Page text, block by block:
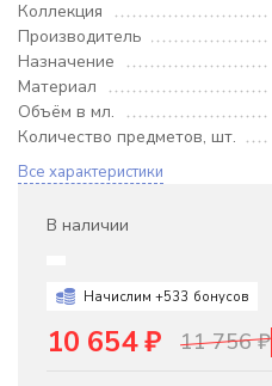
Коллекция
Производитель
Назначение
Материал
Объём в мл.
Количество предметов, шт.
Все характеристики
В наличии
Начислим +533 бонусов
10 654₽ 11 756₽